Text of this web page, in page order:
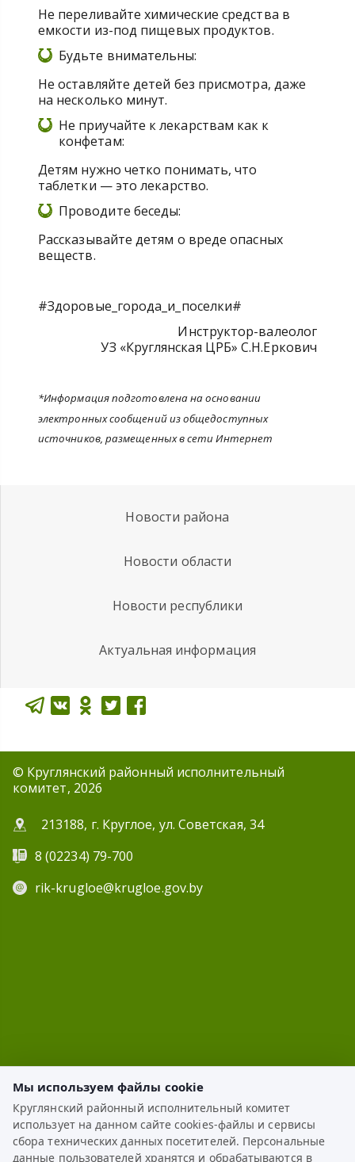
Не переливайте химические средства в
емкости из-под пищевых продуктов.
Будьте внимательны:
Не оставляйте детей без присмотра, даже
на несколько минут.
Не приучайте к лекарствам как к
конфетам:
Детям нужно четко понимать, что
таблетки — это лекарство.
Проводите беседы:
Рассказывайте детям о вреде опасных
веществ.
#Здоровые_города_и_поселки#
Инструктор-валеолог
УЗ «Круглянская ЦРБ» С.Н.Еркович
*Информация подготовлена на основании
электронных сообщений из общедоступных
источников, размещенных в сети Интернет
Новости района
Новости области
Новости республики
Актуальная информация
© Круглянский районный исполнительный
комитет, 2026
213188, г. Круглое, ул. Советская, 34
8 (02234) 79-700
rik-krugloe@krugloe.gov.by
ЭЛЕКТРОННОЕ ОБРАЩЕНИЕ
Мы используем файлы cookie
Круглянский районный исполнительный комитет
использует на данном сайте cookies-файлы и сервисы
сбора технических данных посетителей. Персональные
данные пользователей хранятся и обрабатываются в